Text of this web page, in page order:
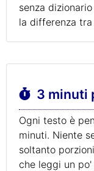
senza
la differenza
3 minuti
Ogni testo è
minuti. Niente
soltanto
che leggi un